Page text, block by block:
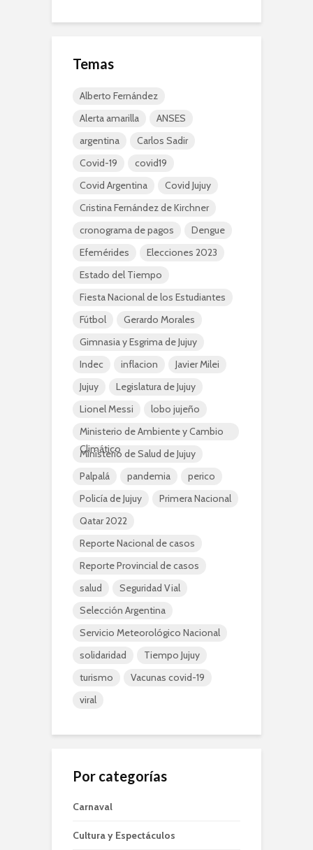
Temas
Alberto Fernández
Alerta amarilla
ANSES
argentina
Carlos Sadir
Covid-19
covid19
Covid Argentina
Covid Jujuy
Cristina Fernández de Kirchner
cronograma de pagos
Dengue
Efemérides
Elecciones 2023
Estado del Tiempo
Fiesta Nacional de los Estudiantes
Fútbol
Gerardo Morales
Gimnasia y Esgrima de Jujuy
Indec
inflacion
Javier Milei
Jujuy
Legislatura de Jujuy
Lionel Messi
lobo jujeño
Ministerio de Ambiente y Cambio
Climático
Ministerio de Salud de Jujuy
Palpalá
pandemia
perico
Policía de Jujuy
Primera Nacional
Qatar 2022
Reporte Nacional de casos
Reporte Provincial de casos
salud
Seguridad Vial
Selección Argentina
Servicio Meteorológico Nacional
solidaridad
Tiempo Jujuy
turismo
Vacunas covid-19
viral
Por categorías
Carnaval
Cultura y Espectáculos